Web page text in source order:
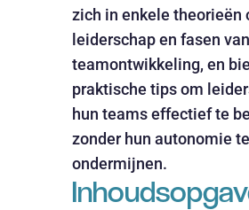
zich in enkele theorieën
leiderschap en fasen van
teamontwikkeling, en
praktische tips om
hun teams effectief te
zonder hun autonomie te
ondermijnen.